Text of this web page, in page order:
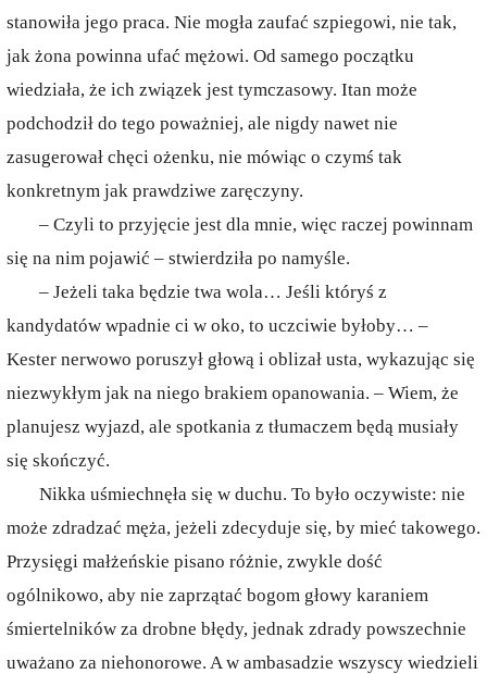
stanowiła jego praca. Nie mogła zaufać szpiegowi, nie tak,
jak żona powinna ufać mężowi. Od samego początku
wiedziała, że ich związek jest tymczasowy. Itan może
podchodził do tego poważniej, ale nigdy nawet nie
zasugerował chęci ożenku, nie mówiąc o czymś tak
konkretnym jak prawdziwe zaręczyny.
– Czyli to przyjęcie jest dla mnie, więc raczej powinnam
się na nim pojawić – stwierdziła po namyśle.
– Jeżeli taka będzie twa wola… Jeśli któryś z
kandydatów wpadnie ci w oko, to uczciwie byłoby… –
Kester nerwowo poruszył głową i oblizał usta, wykazując się
niezwykłym jak na niego brakiem opanowania. – Wiem, że
planujesz wyjazd, ale spotkania z tłumaczem będą musiały
się skończyć.
Nikka uśmiechnęła się w duchu. To było oczywiste: nie
może zdradzać męża, jeżeli zdecyduje się, by mieć takowego.
Przysięgi małżeńskie pisano różnie, zwykle dość
ogólnikowo, aby nie zaprzątać bogom głowy karaniem
śmiertelników za drobne błędy, jednak zdrady powszechnie
uważano za niehonorowe. A w ambasadzie wszyscy wiedzieli